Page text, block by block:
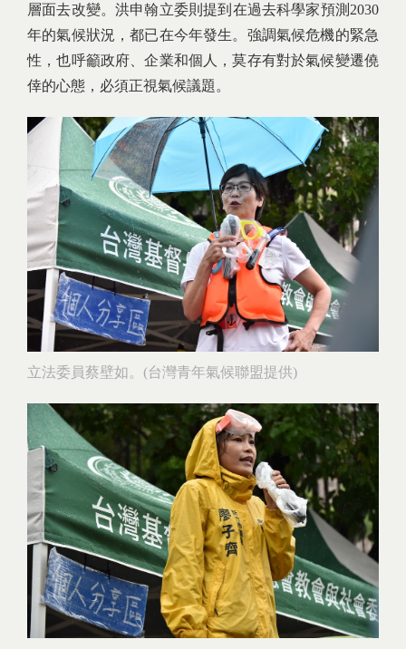
層面去改變。洪申翰立委則提到在過去科學家預測2030
年的氣候狀況，都已在今年發生。強調氣候危機的緊急
性，也呼籲政府、企業和個人，莫存有對於氣候變遷僥
倖的心態，必須正視氣候議題。
立法委員蔡壁如。(台灣青年氣候聯盟提供)